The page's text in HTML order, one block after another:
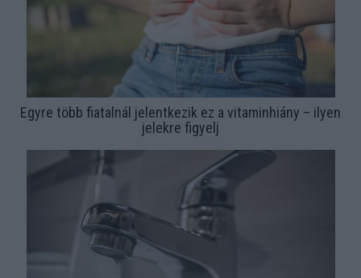
Egyre több fiatalnál jelentkezik ez a vitaminhiány – ilyen
jelekre figyelj